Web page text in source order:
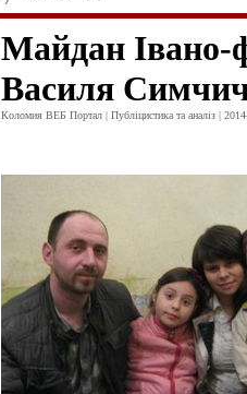
Майдан Івано-
Василя
Коломия ВЕБ Портал | Публіцистика та аналіз |